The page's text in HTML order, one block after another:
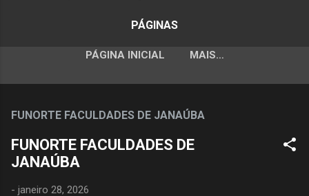
PÁGINAS
PÁGINA INICIAL MAIS…
FUNORTE FACULDADES DE JANAÚBA
FUNORTE FACULDADES DE
JANAÚBA
- janeiro 28, 2026